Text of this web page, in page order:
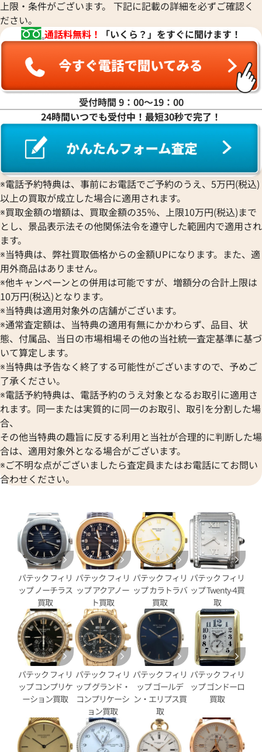
リップ カラトラバ 5296R-
格
日時点の参考買取価格です
パテック フィリップ カラト
001 シルバー
参考買取価格
3,750,000円
※2026年6月27日時点の参考
リップ カラトラバ ウォッチ
ドエキシビジョン 東京2023
格
合わせください
電話で聞く
アート グランドエキシビジョ
7127G-010
参考買取価格
価格はお問い合わせください
電話で聞く
リップ カラトラバ パイロッ
イム 5524G-001
パテック フィリップ カラト
ト トラベルタイム 7234G-001
参考買取価格
上限・条件がございます。 下記に記載の詳細を必ずご確認く
ださい。
通話料無料！
「いくら？」をすぐに聞けます！
受付時間 9：00〜19：00
24時間いつでも受付中！最短30秒で完了！
※電話予約特典は、事前にお電話でご予約のうえ、5万円(税込)
以上の買取が成立した場合に適用されます。
※買取金額の増額は、買取金額の35％、上限10万円(税込)まで
とし、景品表示法その他関係法令を遵守した範囲内で適用され
ます。
※当特典は、弊社買取価格からの金額UPになります。また、適
用外商品はありません。
※他キャンペーンとの併用は可能ですが、増額分の合計上限は
10万円(税込)となります。
※当特典は適用対象外の店舗がございます。
※通常査定額は、当特典の適用有無にかかわらず、品目、状
態、付属品、当日の市場相場その他の当社統一査定基準に基づ
いて算定します。
※当特典は予告なく終了する可能性がございますので、予めご
了承ください。
※電話予約特典は、電話予約のうえ対象となるお取引に適用さ
れます。同一または実質的に同一のお取引、取引を分割した場
合、
その他当特典の趣旨に反する利用と当社が合理的に判断した場
合は、適用対象外となる場合がございます。
※ご不明な点がございましたら査定員またはお電話にてお問い
合わせください。
パテック フィリ
ップ ノーチラス
買取
パテック フィリ
ップ アクアノー
ト買取
パテック フィリ
ップ カラトラバ
買取
パテック フィリ
ップ Twenty-4買
取
パテック フィリ
ップ コンプリケ
ーション買取
パテック フィリ
ップ グランド・
コンプリケーシ
ョン買取
パテック フィリ
ップ ゴールデ
ン・エリプス買
取
パテック フィリ
ップ ゴンドーロ
買取